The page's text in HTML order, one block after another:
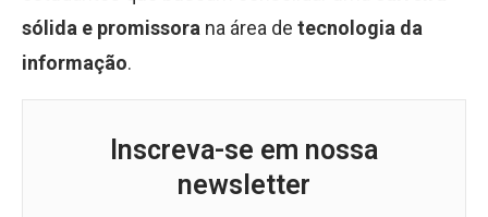
sólida e promissora na área de tecnologia da
informação.
Inscreva-se em nossa
newsletter